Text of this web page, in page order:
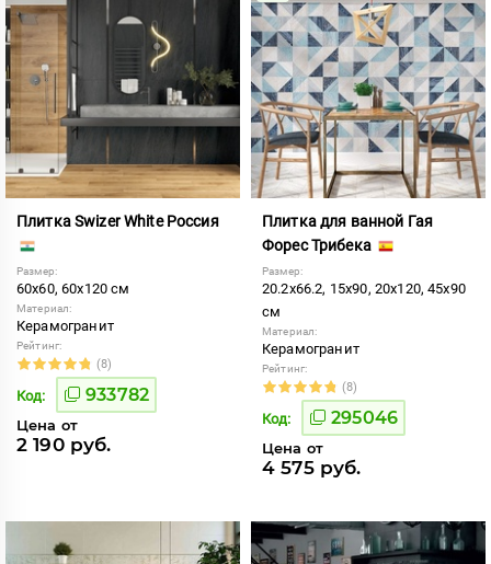
Плитка Swizer White Россия
Размер:
60x60, 60x120 см
Материал:
Керамогранит
Рейтинг:
(8)
Код: 933782
Цена от
2 190 руб.
Плитка для ванной Гая
Форес Трибека
Размер:
20.2x66.2, 15x90, 20x120, 45x90
см
Материал:
Керамогранит
Рейтинг:
(8)
Код: 295046
Цена от
4 575 руб.